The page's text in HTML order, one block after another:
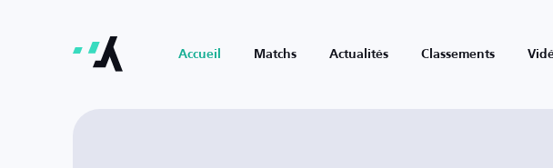
Accueil Matchs Actualités Classements